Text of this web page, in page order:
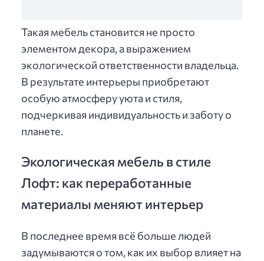
Такая мебель становится не просто
элементом декора, а выражением
экологической ответственности владельца.
В результате интерьеры приобретают
особую атмосферу уюта и стиля,
подчеркивая индивидуальность и заботу о
планете.
Экологическая мебель в стиле
Лофт: как переработанные
материалы меняют интерьер
В последнее время всё больше людей
задумываются о том, как их выбор влияет на